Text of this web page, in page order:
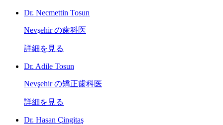
Dr. Necmettin Tosun
Nevşehir の歯科医
詳細を見る
Dr. Adile Tosun
Nevşehir の矯正歯科医
詳細を見る
Dr. Hasan Çingitaş